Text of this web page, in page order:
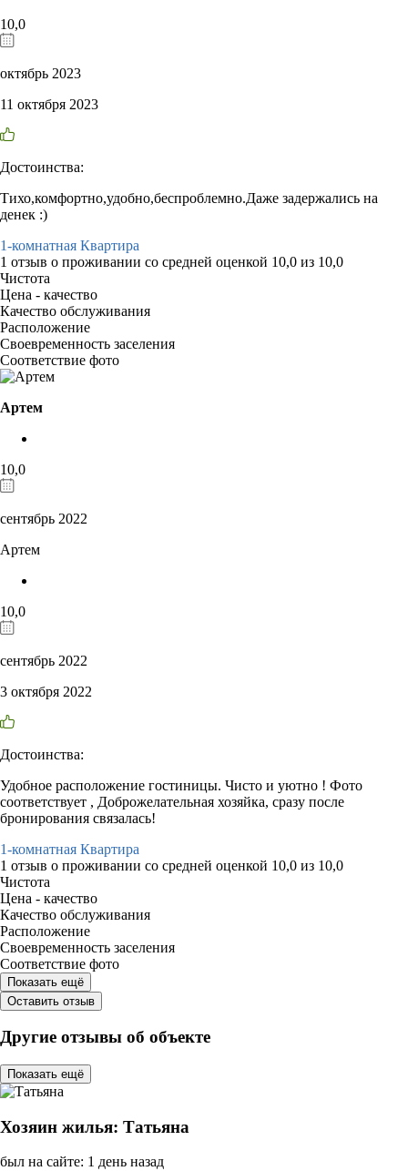
10,0
октябрь 2023
11 октября 2023
Достоинства:
Тихо,комфортно,удобно,беспроблемно.Даже задержались на
денек :)
1-комнатная Квартира
1 отзыв о проживании со средней оценкой 10,0 из 10,0
Чистота
Цена - качество
Качество обслуживания
Расположение
Своевременность заселения
Соответствие фото
Артем
10,0
сентябрь 2022
Артем
10,0
сентябрь 2022
3 октября 2022
Достоинства:
Удобное расположение гостиницы. Чисто и уютно ! Фото
соответствует , Доброжелательная хозяйка, сразу после
бронирования связалась!
1-комнатная Квартира
1 отзыв о проживании со средней оценкой 10,0 из 10,0
Чистота
Цена - качество
Качество обслуживания
Расположение
Своевременность заселения
Соответствие фото
Показать ещё
Оставить отзыв
Другие отзывы об объекте
Показать ещё
Хозяин жилья: Татьяна
был на сайте: 1 день назад